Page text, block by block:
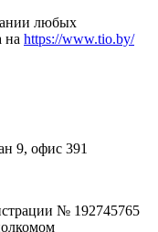
любых
на https://www.tio.by/
9, офис 391
№ 192745765